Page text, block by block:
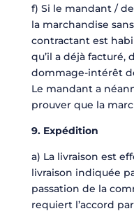
f) Si le mandant /
la marchandise
contractant est
qu’il a déjà facturé,
dommage-intérêt
Le mandant a
prouver que la
9. Expédition
a) La livraison est
livraison indiquée
passation de la
requiert l’accord